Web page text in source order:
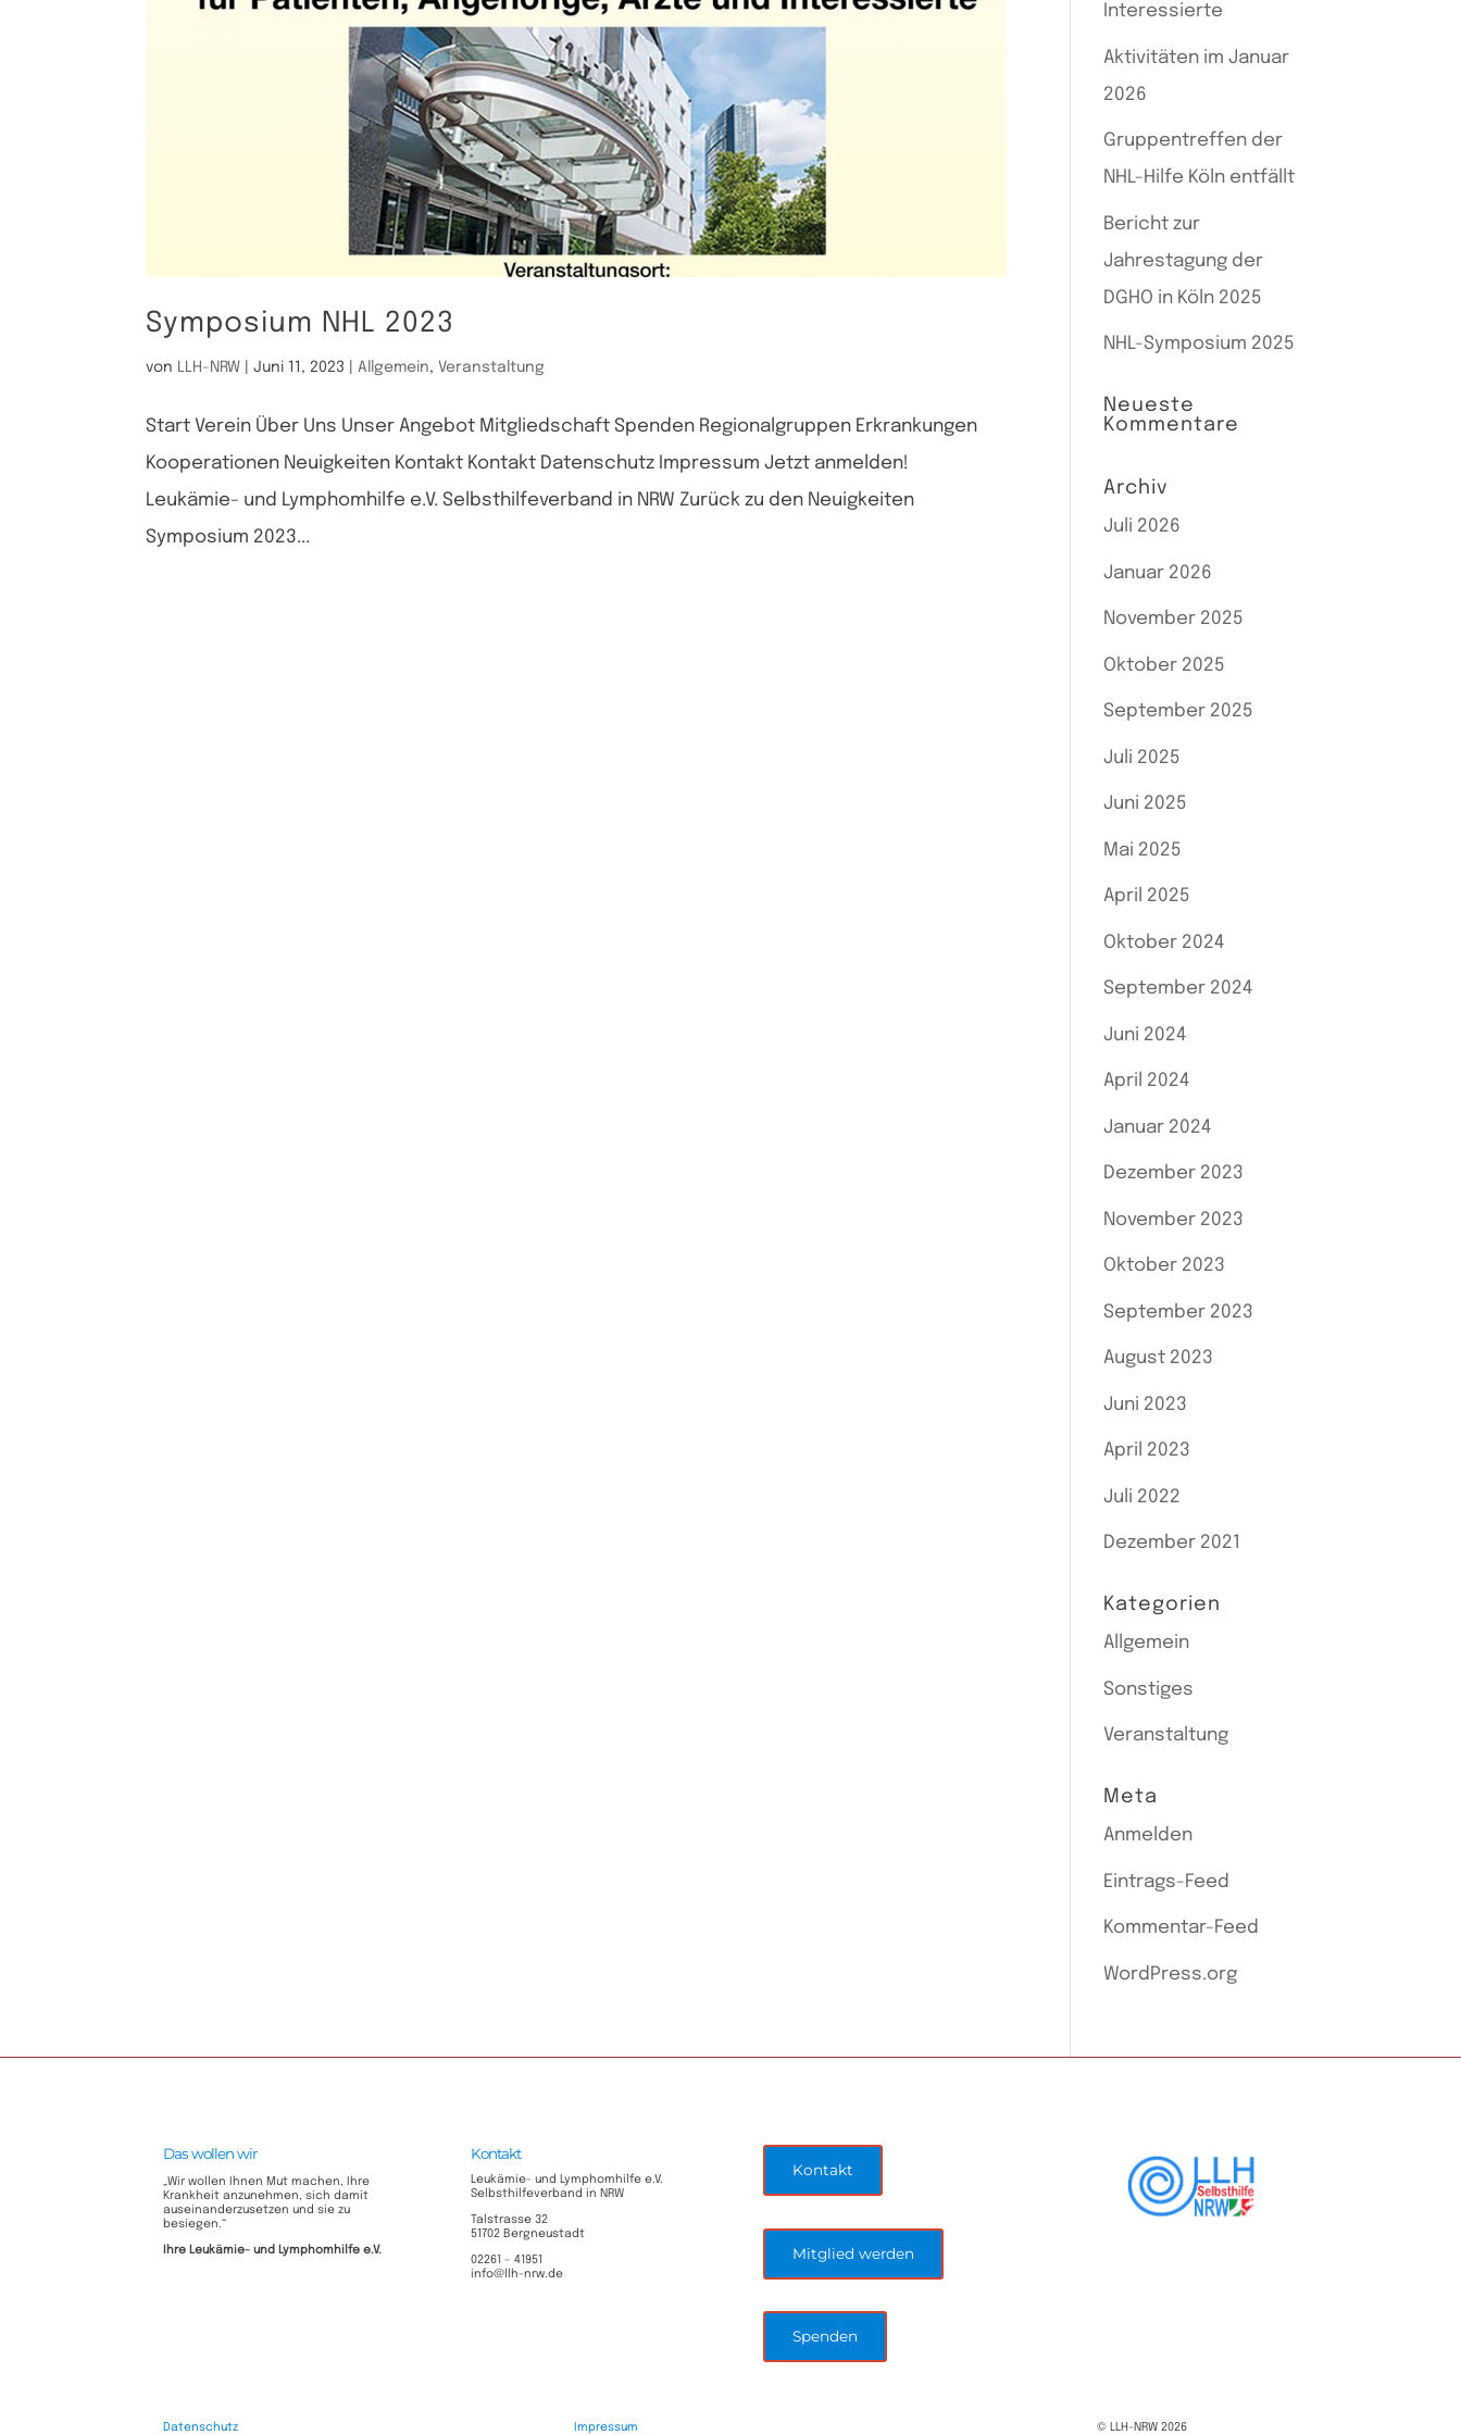
Symposium NHL 2023
von LLH-NRW |Juni 11, 2023 Allgemein,Veranstaltung
Start Verein Über Uns Unser Angebot Mitgliedschaft Spenden Regionalgruppen Erkrankungen
Kooperationen Neuigkeiten Kontakt Kontakt Datenschutz Impressum Jetzt anmelden!
Leukämie- und Lymphomhilfe e.V. Selbsthilfeverband in NRW Zurück zu den Neuigkeiten
Symposium 2023...
Interessierte
Aktivitäten im Januar
2026
Gruppentreffen der
NHL-Hilfe Köln entfällt
Bericht zur
Jahrestagung der
DGHO in Köln 2025
NHL-Symposium 2025
Neueste
Kommentare
Archiv
Juli 2026
Januar 2026
November 2025
Oktober 2025
September 2025
Juli 2025
Juni 2025
Mai 2025
April 2025
Oktober 2024
September 2024
Juni 2024
April 2024
Januar 2024
Dezember 2023
November 2023
Oktober 2023
September 2023
August 2023
Juni 2023
April 2023
Juli 2022
Dezember 2021
Kategorien
Allgemein
Sonstiges
Veranstaltung
Meta
Anmelden
Eintrags-Feed
Kommentar-Feed
WordPress.org
Das wollen wir
„Wir wollen Ihnen Mut machen, Ihre
Krankheit anzunehmen, sich damit
auseinanderzusetzen und sie zu
besiegen.“
Ihre Leukämie- und Lymphomhilfe e.V.​
Kontakt
Leukämie- und Lymphomhilfe e.V.
Selbsthilfeverband in NRW
Talstrasse 32
51702 Bergneustadt
02261 – 41951
info@llh-nrw.de
Kontakt
Mitglied werden
Spenden
Datenschutz Impressum © LLH-NRW 2026